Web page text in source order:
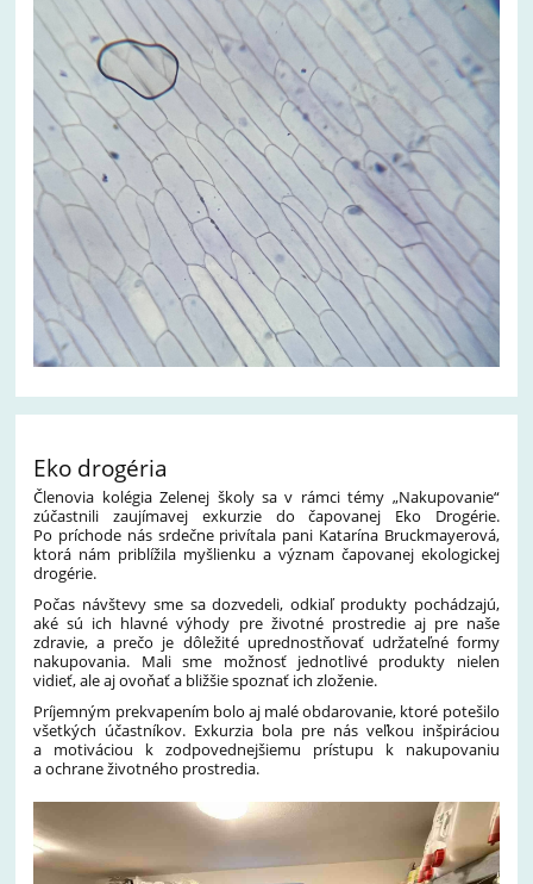
Eko drogéria
Členovia kolégia Zelenej školy sa v rámci témy „Nakupovanie“
zúčastnili zaujímavej exkurzie do čapovanej Eko Drogérie.
Po príchode nás srdečne privítala pani Katarína Bruckmayerová,
ktorá nám priblížila myšlienku a význam čapovanej ekologickej
drogérie.
Počas návštevy sme sa dozvedeli, odkiaľ produkty pochádzajú,
aké sú ich hlavné výhody pre životné prostredie aj pre naše
zdravie, a prečo je dôležité uprednostňovať udržateľné formy
nakupovania. Mali sme možnosť jednotlivé produkty nielen
vidieť, ale aj ovoňať a bližšie spoznať ich zloženie.
Príjemným prekvapením bolo aj malé obdarovanie, ktoré potešilo
všetkých účastníkov. Exkurzia bola pre nás veľkou inšpiráciou
a motiváciou k zodpovednejšiemu prístupu k nakupovaniu
a ochrane životného prostredia.